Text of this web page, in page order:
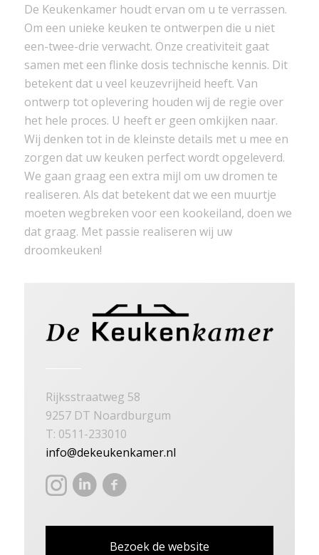
De Keukenkamer houdt ervan om u te verrassen.
Om een unieke keuken te ontwerpen die u niet
een-twee-drie verwacht. Onze creativiteit gaat
samen met een flinke dosis technische kennis. Dit
betekent dat u veel keuzevrijheid heeft. Van
ontwerp tot oplevering houden wij de regie over
het hele proces. U heeft er geen omkijken naar.
Wij denken tot in de kleinste details met u mee en
zorgen dat uw keuken perfect wordt opgeleverd.
We gaan graag een extra mijl om uw dromen te
realiseren. Als dat betekent dat we een muurtje
moeten wegbreken voor een kookeiland, doen we
dat graag. Met passie realiseren wij uw
droomkeuken!
Rijksstraatweg 58
9257 DT Noardburgum
T: 0511-233010
info@dekeukenkamer.nl
Bezoek de website